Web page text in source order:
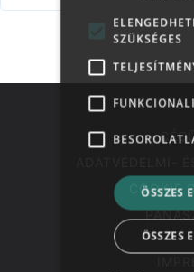
COOKIE
SZÜKSÉGES
ÖSSZES
ÖSSZES